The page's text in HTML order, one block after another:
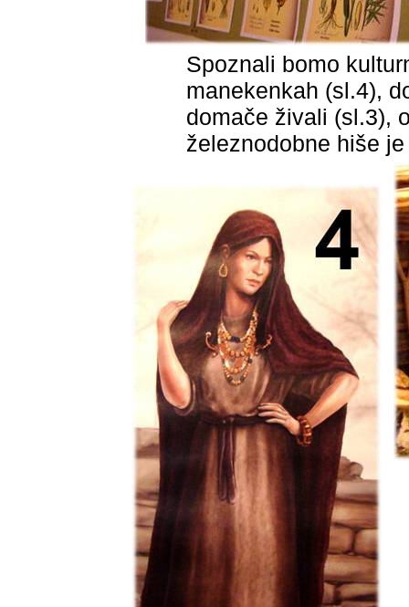
Spoznali bomo
manekenkah (sl.4),
domače živali (sl.3),
železnodobne hiše